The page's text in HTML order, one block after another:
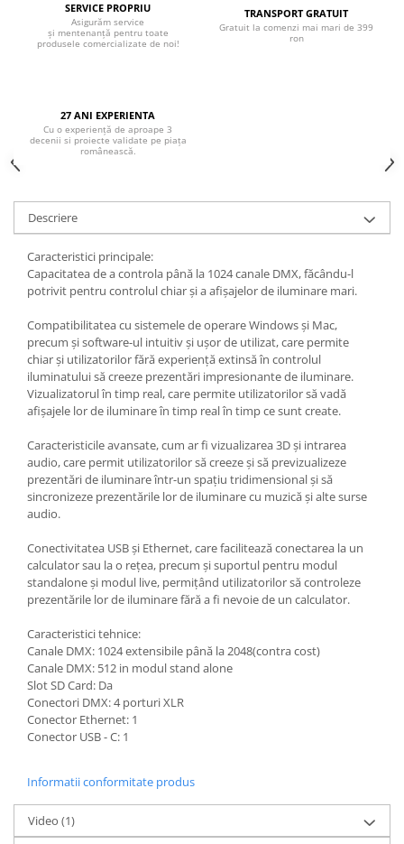
SERVICE PROPRIU
Asigurăm service
și mentenanță pentru toate
produsele comercializate de noi!
TRANSPORT GRATUIT
Gratuit la comenzi mai mari de 399
ron
27 ANI EXPERIENTA
Cu o experiență de aproape 3
decenii si proiecte validate pe piața
românească.
Descriere
Caracteristici principale:
Capacitatea de a controla până la 1024 canale DMX, făcându-l
potrivit pentru controlul chiar și a afișajelor de iluminare mari.
Compatibilitatea cu sistemele de operare Windows și Mac,
precum și software-ul intuitiv și ușor de utilizat, care permite
chiar și utilizatorilor fără experiență extinsă în controlul
iluminatului să creeze prezentări impresionante de iluminare.
Vizualizatorul în timp real, care permite utilizatorilor să vadă
afișajele lor de iluminare în timp real în timp ce sunt create.
Caracteristicile avansate, cum ar fi vizualizarea 3D și intrarea
audio, care permit utilizatorilor să creeze și să previzualizeze
prezentări de iluminare într-un spațiu tridimensional și să
sincronizeze prezentările lor de iluminare cu muzică și alte surse
audio.
Conectivitatea USB și Ethernet, care facilitează conectarea la un
calculator sau la o rețea, precum și suportul pentru modul
standalone și modul live, permițând utilizatorilor să controleze
prezentările lor de iluminare fără a fi nevoie de un calculator.
Caracteristici tehnice:
Canale DMX: 1024 extensibile până la 2048(contra cost)
Canale DMX: 512 in modul stand alone
Slot SD Card: Da
Conectori DMX: 4 porturi XLR
Conector Ethernet: 1
Conector USB - C: 1
Informatii conformitate produs
Video (1)